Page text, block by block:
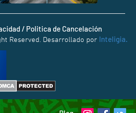
/ Politica de Cancelación
Reserved. Desarrollado por Inteligia.